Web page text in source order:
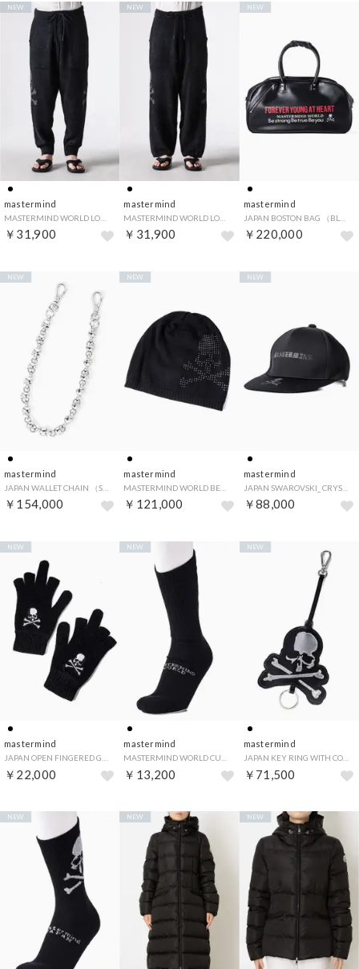
mastermind
￥31,900
NEW
mastermind
￥31,900
NEW
mastermind
￥220,000
NEW
mastermind
￥154,000
NEW
mastermind
￥121,000
NEW
mastermind
JAPAN SWAROVSKI_ CRYSTALS CAP VER. 2 （BLACK）
￥88,000
NEW
mastermind
￥22,000
NEW
mastermind
￥13,200
NEW
mastermind
JAPAN KEY RING WITH COVER （BLACK）
￥71,500
NEW
NEW NEW NEW